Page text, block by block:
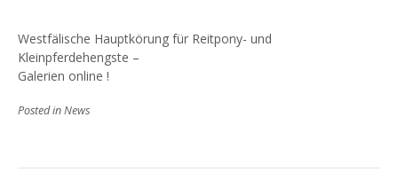
Westfälische Hauptkörung für Reitpony- und
Kleinpferdehengste –
Galerien online !
Posted inNews